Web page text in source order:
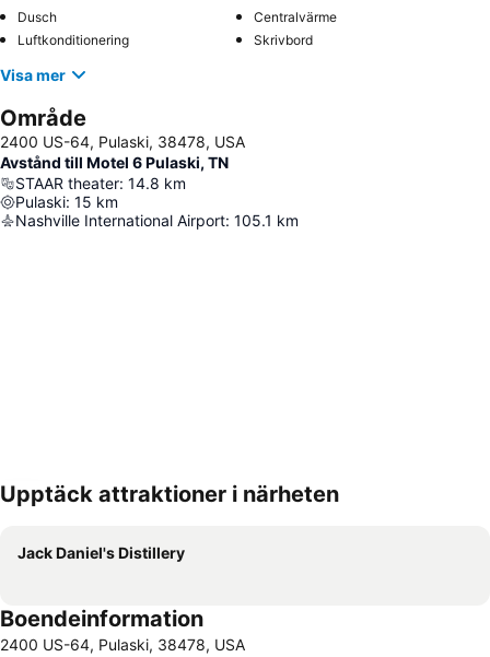
Dusch
Centralvärme
Luftkonditionering
Skrivbord
Visa mer
Område
2400 US-64, Pulaski, 38478, USA
Avstånd till Motel 6 Pulaski, TN
STAAR theater: 14.8 km
Pulaski: 15 km
Nashville International Airport: 105.1 km
Förstora kartan
Upptäck attraktioner i närheten
Jack Daniel's Distillery
Boendeinformation
2400 US-64, Pulaski, 38478, USA